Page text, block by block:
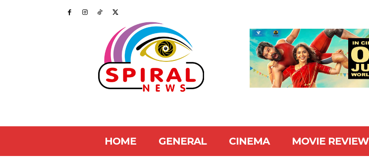
HOME GENERAL CINEMA MOVIE REVIEW